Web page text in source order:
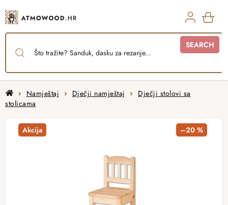
to
content
SEARCH
HomeNamještaj Dječji namještaj
Dječji stolovi sa
stolicama
Akcija –20 %